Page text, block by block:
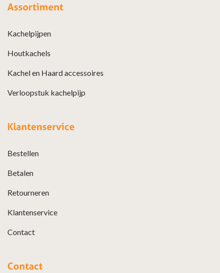
Assortiment
Kachelpijpen
Houtkachels
Kachel en Haard accessoires
Verloopstuk kachelpijp
Klantenservice
Bestellen
Betalen
Retourneren
Klantenservice
Contact
Contact